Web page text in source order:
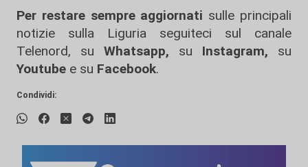
Per restare sempre aggiornati sulle principali
notizie sulla Liguria seguiteci sul canale
Telenord, su
Whatsapp, su Instagram, su
Youtube e su Facebook.
Condividi: